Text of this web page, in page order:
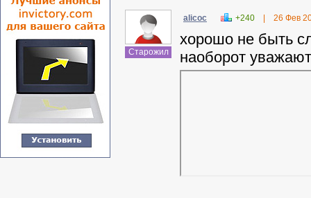
Старожил
alicoc +240 26 Фев
хорошо не быть
наоборот